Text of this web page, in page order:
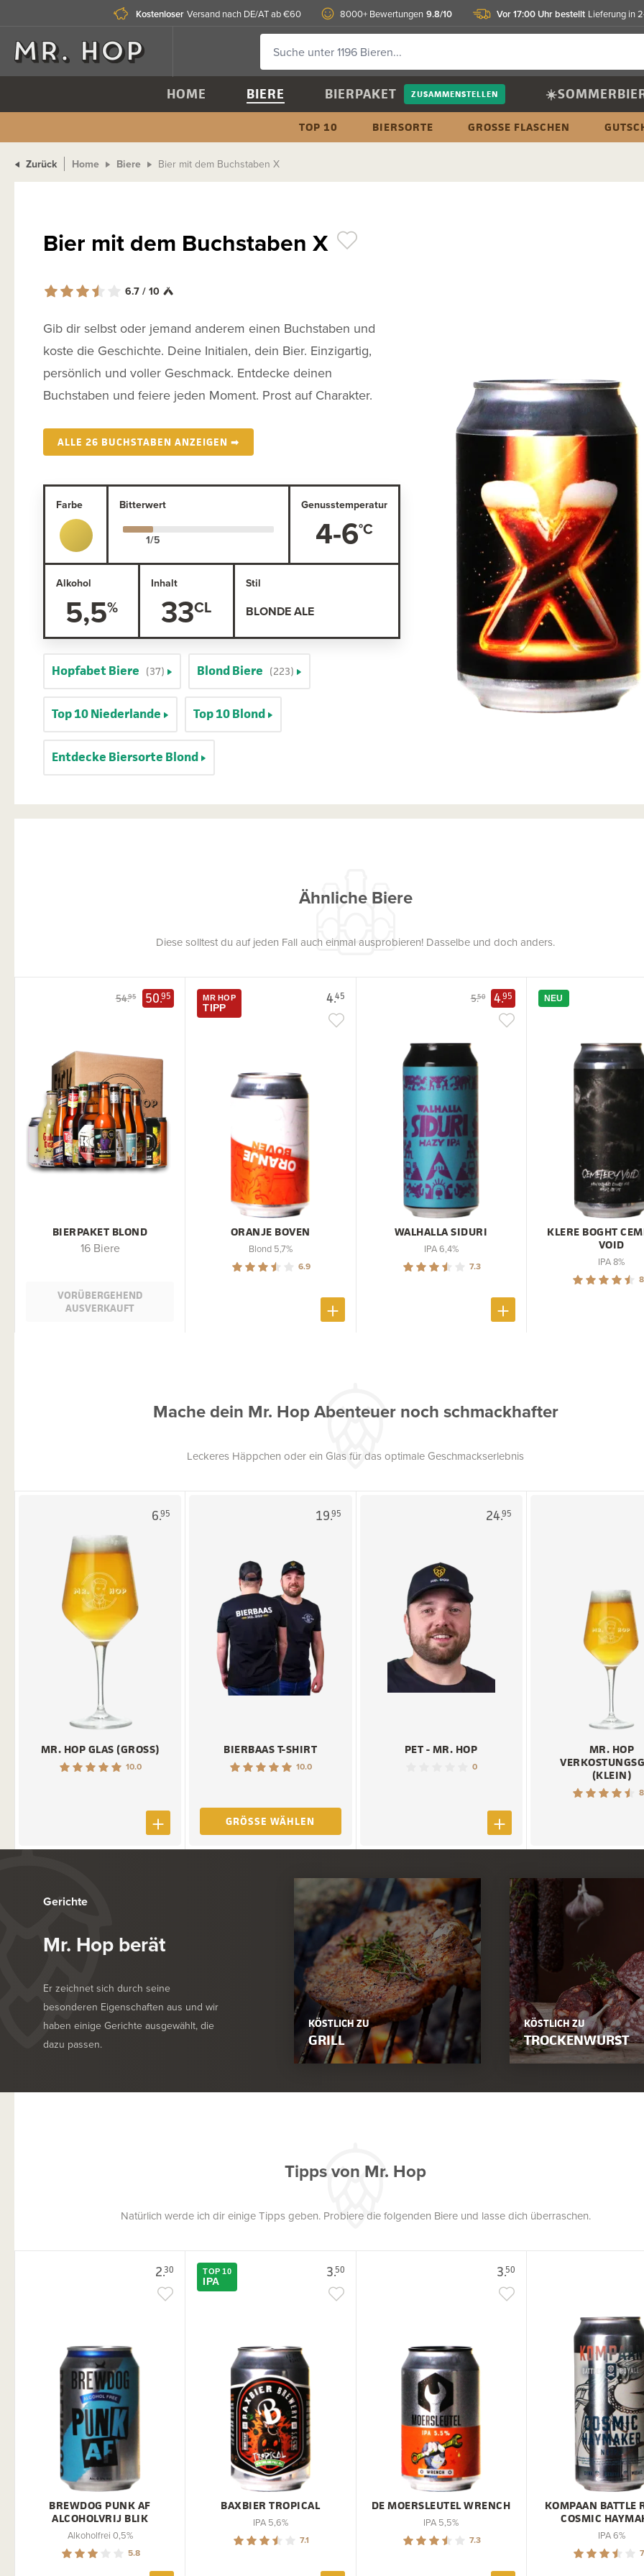
Kostenloser Versand nach DE/AT ab €60 8000+ Bewertungen 9.8/10 Vor 17:00 Uhr bestellt Lieferung in
HOME BIERE BIERPAKET ZUSAMMENSTELLEN
TOP 10 BIERSORTE GROSSE FLASCHEN
Zurück Home Biere Bier mit dem Buchstaben X
Bier mit dem Buchstaben X
6.7 / 10
Gib dir selbst oder jemand anderem einen Buchstaben und
koste die Geschichte. Deine Initialen, dein Bier. Einzigartig,
persönlich und voller Geschmack. Entdecke deinen
Buchstaben und feiere jeden Moment. Prost auf Charakter.
ALLE 26 BUCHSTABEN ANZEIGEN ➡
Farbe Bitterwert Genusstemperatur
4-6
Alkohol
5,5
Inhalt
33
Stil
BLONDE ALE
Hopfabet Biere (37) Blond Biere (223)
Top 10 Niederlande Top 10 Blond
Entdecke Biersorte Blond
Ähnliche Biere
Diese solltest du auf jeden Fall auch einmal ausprobieren! Dasselbe und doch anders.
54.95 50.95
BIERPAKET BLOND
16 Biere
VORÜBERGEHEND
AUSVERKAUFT
4.45
MR HOP
TIPP
ORANJE BOVEN
Blond 5,7%
6.9
5.50 4.95
WALHALLA SIDURI
IPA 6,4%
7.3
NEU
KLERE BOGHT
VOID
IPA 8%
Mache dein Mr. Hop Abenteuer noch schmackhafter
Leckeres Häppchen oder ein Glas für das optimale Geschmackserlebnis
6.95
MR. HOP GLAS (GROSS)
10.0
19.95
BIERBAAS T-SHIRT
10.0
GRÖSSE WÄHLEN
24.95
PET - MR. HOP
0
MR. HOP
(KLEIN)
Gerichte
Mr. Hop berät
Er zeichnet sich durch seine
besonderen Eigenschaften aus und wir
haben einige Gerichte ausgewählt, die
dazu passen.
KÖSTLICH ZU
GRILL
KÖSTLICH ZU
TROCKENWURST
Tipps von Mr. Hop
Natürlich werde ich dir einige Tipps geben. Probiere die folgenden Biere und lasse dich überraschen.
2.30
BREWDOG PUNK AF
ALCOHOLVRIJ BLIK
Alkoholfrei 0,5%
5.8
3.50
TOP 10
IPA
BAXBIER TROPICAL
IPA 5,6%
7.1
3.50
DE MOERSLEUTEL WRENCH
IPA 5,5%
7.3
KOMPAAN BATTLE
COSMIC
IPA 6%